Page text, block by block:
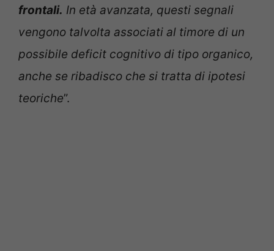
frontali. In età avanzata, questi segnali
vengono talvolta associati al timore di un
possibile deficit cognitivo di tipo organico,
anche se ribadisco che si tratta di ipotesi
teoriche”.